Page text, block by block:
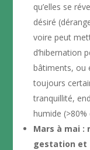
qu’elles se
désiré
voire peut
d’hibernation
bâtiments, ou
toujours
tranquillité,
humide (>80%
Mars à mai :
gestation et